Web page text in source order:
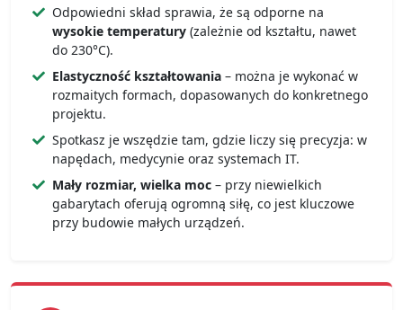
Odpowiedni skład sprawia, że są odporne na
wysokie temperatury (zależnie od kształtu, nawet
do 230°C).
Elastyczność kształtowania – można je wykonać w
rozmaitych formach, dopasowanych do konkretnego
projektu.
Spotkasz je wszędzie tam, gdzie liczy się precyzja: w
napędach, medycynie oraz systemach IT.
Mały rozmiar, wielka moc – przy niewielkich
gabarytach oferują ogromną siłę, co jest kluczowe
przy budowie małych urządzeń.